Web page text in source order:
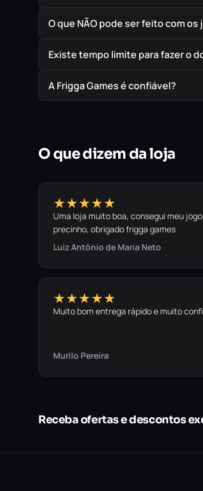
O que NÃO pode ser feito com
Existe tempo limite para fazer o
A Frigga Games é confiável?
O que dizem da loja
★★★★★
Uma loja muito boa, consegui meu
precinho, obrigado frigga games
Luiz Antônio de Maria Neto
★★★★★
Muito bom entrega rápido e muito
Murilo Pereira
Receba ofertas e descontos